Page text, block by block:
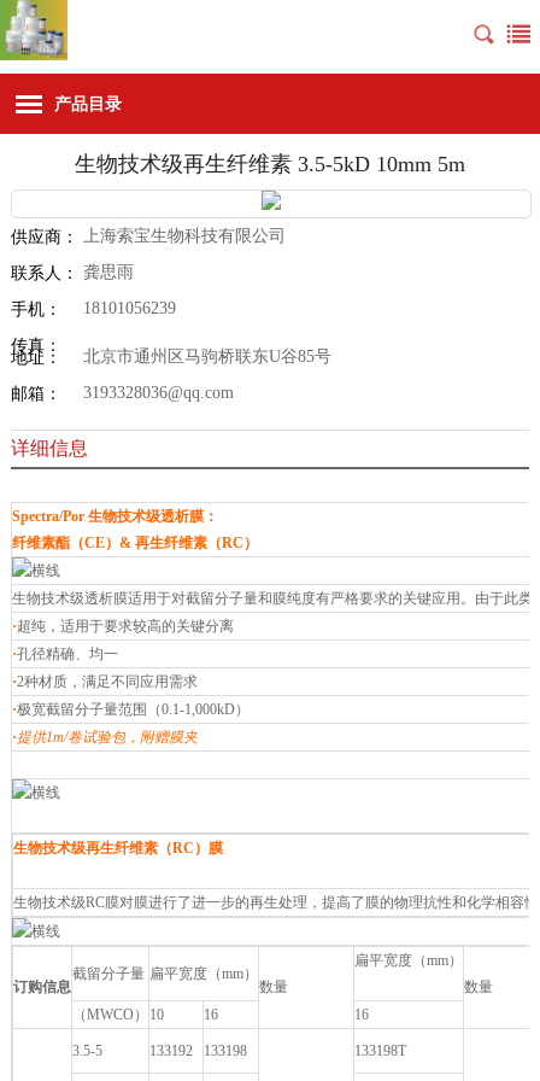
产品目录
生物技术级再生纤维素 3.5-5kD 10mm 5m
供应商： 上海索宝生物科技有限公司
联系人： 龚思雨
手机： 18101056239
传真：
地址： 北京市通州区马驹桥联东U谷85号
邮箱： 3193328036@qq.com
详细信息
Spectra/Por 生物技术级透析膜：
纤维素酯（CE）& 再生纤维素（RC）
生物技术级透析膜适用于对截留分子量和膜纯度有严格要求的关键应用。由于此
·超纯，适用于要求较高的关键分离
·孔径精确、均一
·2种材质，满足不同应用需求
·极宽截留分子量范围（0.1-1,000kD）
·提供1m/卷试验包，附赠膜夹
生物技术级再生纤维素（RC）膜
生物技术级RC膜对膜进行了进一步的再生处理，提高了膜的物理抗性和化学相容
订购信息
截留分子量 扁平宽度（mm）
数量
扁平宽度（mm）
数量
（MWCO）
10 16 16
3.5-5 133192 133198 133198T